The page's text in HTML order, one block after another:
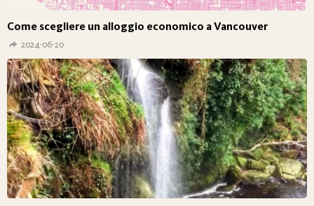
Come scegliere un alloggio economico a Vancouver
2024-06-20